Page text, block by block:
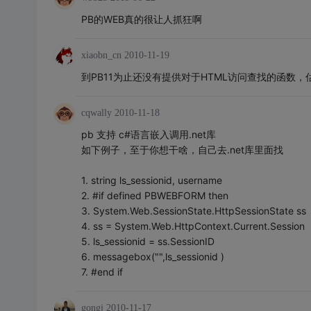
PB的WEB真的很让人抓狂啊
xiaobn_cn 2010-11-19
到PB11为止还没有提供对于HTML访问查找的函数，
cqwally 2010-11-18
pb 支持 c#语言嵌入调用.net库
如下例子，至于你想干啥，自己去.net库里面找
1. string ls_sessionid, username
2. #if defined PBWEBFORM then
3. System.Web.SessionState.HttpSessionState ss
4. ss = System.Web.HttpContext.Current.Session
5. ls_sessionid = ss.SessionID
6. messagebox("",ls_sessionid )
7. #end if
gongj 2010-11-17